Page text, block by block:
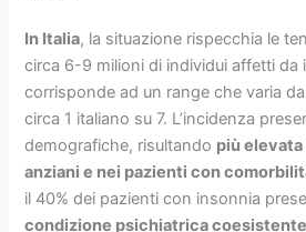
In Italia, la situazione rispecchia le
circa 6-9 milioni di individui affetti da
corrisponde ad un range che varia
circa 1 italiano su 7. L’incidenza
demografiche, risultando più
anziani e nei pazienti con
il 40% dei pazienti con insonnia
condizione psichiatrica coesistente